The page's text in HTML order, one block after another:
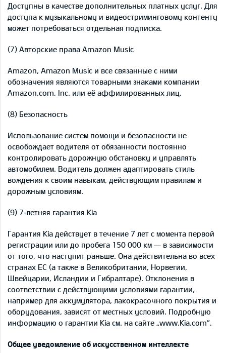
Доступны в качестве дополнительных платных услуг. Для
доступа к музыкальному и видеостриминговому контенту
может потребоваться отдельная подписка.
(7) Авторские права Amazon Music
Amazon, Amazon Music и все связанные с ними
обозначения являются товарными знаками компании
Amazon.com, Inc. или её аффилированных лиц.
(8) Безопасность
Использование систем помощи и безопасности не
освобождает водителя от обязанности постоянно
контролировать дорожную обстановку и управлять
автомобилем. Водитель должен адаптировать стиль
вождения к своим навыкам, действующим правилам и
дорожным условиям.
(9) 7‑летняя гарантия Kia
Гарантия Kia действует в течение 7 лет с момента первой
регистрации или до пробега 150 000 км — в зависимости
от того, что наступит раньше. Она действительна во всех
странах ЕС (а также в Великобритании, Норвегии,
Швейцарии, Исландии и Гибралтаре). Отклонения в
соответствии с действующими условиями гарантии,
например для аккумулятора, лакокрасочного покрытия и
оборудования, зависят от местных условий. Подробную
информацию о гарантии Kia см. на сайте „www.Kia.com“.
Общее уведомление об искусственном интеллекте